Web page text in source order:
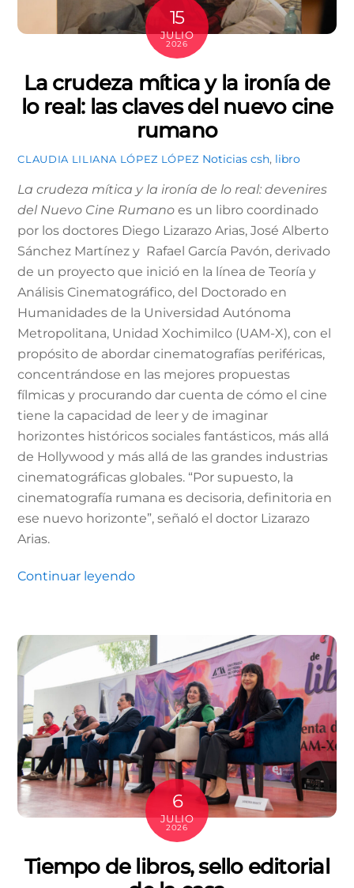
15
JULIO
2026
La crudeza mítica y la ironía de
lo real: las claves del nuevo cine
rumano
CLAUDIA LILIANA LÓPEZ LÓPEZ Noticias csh, libro
La crudeza mítica y la ironía de lo real: devenires
del Nuevo Cine Rumano es un libro coordinado
por los doctores Diego Lizarazo Arias, José Alberto
Sánchez Martínez y Rafael García Pavón, derivado
de un proyecto que inició en la línea de Teoría y
Análisis Cinematográfico, del Doctorado en
Humanidades de la Universidad Autónoma
Metropolitana, Unidad Xochimilco (UAM-X), con el
propósito de abordar cinematografías periféricas,
concentrándose en las mejores propuestas
fílmicas y procurando dar cuenta de cómo el cine
tiene la capacidad de leer y de imaginar
horizontes históricos sociales fantásticos, más allá
de Hollywood y más allá de las grandes industrias
cinematográficas globales. “Por supuesto, la
cinematografía rumana es decisoria, definitoria en
ese nuevo horizonte”, señaló el doctor Lizarazo
Arias.
Continuar leyendo
6
JULIO
2026
Tiempo de libros, sello editorial